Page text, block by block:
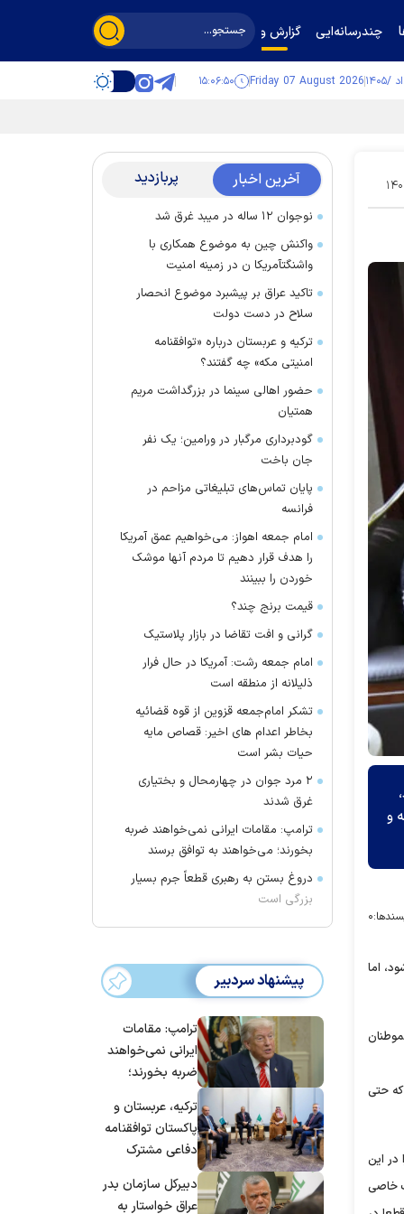
چندرسانه‌ایی گزارش و گفت‌وگو
Friday 07 August 2026 ۱۵:۰۶:۵۱
۱۹
و
۰
اما
حتی
در این
خاصی
آخرین اخبار پربازدید
نوجوان ۱۲ ساله در میبد غرق شد
واکنش چین به موضوع همکاری با
واشنگتآمریکا ن در زمینه امنیت
تاکید عراق بر پیشبرد موضوع انحصار
سلاح در دست دولت
ترکیه و عربستان درباره «توافقنامه
امنیتی مکه» چه گفتند؟
حضور اهالی سینما در بزرگداشت مریم
همتیان
گودبرداری مرگبار در ورامین؛ یک نفر
جان باخت
پایان تماس‌های تبلیغاتی مزاحم در
فرانسه
امام جمعه اهواز: می‌خواهیم عمق آمریکا
را هدف قرار دهیم تا مردم آنها موشک
خوردن را ببینند
قیمت برنج چند؟
گرانی و افت تقاضا در بازار پلاستیک
امام جمعه رشت: آمریکا در حال فرار
ذلیلانه از منطقه است
تشکر امام‌جمعه قزوین از قوه قضائیه
بخاطر اعدام های اخیر: قصاص مایه
حیات بشر است
۲ مرد جوان در چهارمحال و بختیاری
غرق شدند
ترامپ: مقامات ایرانی نمی‌خواهند ضربه
بخورند؛ می‌خواهند به توافق برسند
دروغ بستن به رهبری قطعاً جرم بسیار
بزرگی است
پیشنهاد سردبیر
ترامپ: مقامات
ایرانی نمی‌خواهند
ضربه بخورند؛
توافق برسند
ترکیه، عربستان و
پاکستان توافقنامه
دفاعی مشترک
دبیرکل سازمان بدر
عراق خواستار به